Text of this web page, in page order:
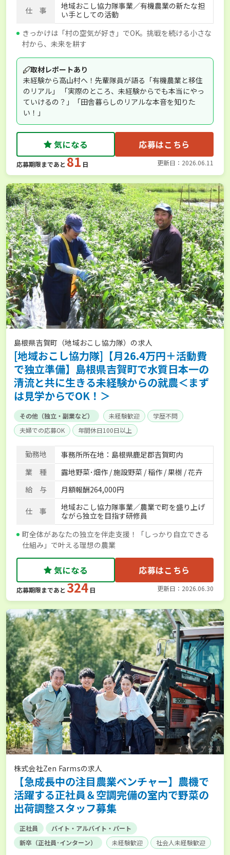
仕 事
地域おこし協力隊事業／有機農業の新たな担
い手としての活動
きっかけは「村の空気が好き」でOK。挑戦を続ける小さな
村から、未来を耕す
取材レポートあり
未経験から高山村へ！先輩隊員が語る「有機農業と移住
のリアル」 「実際のところ、未経験からでも本当にやっ
ていけるの？」「田舎暮らしのリアルな本音を知りた
い！」
気になる 応募はこちら
応募期限まであと 81 日 更新日：2026.06.11
島根県吉賀町（地域おこし協力隊）の求人
[地域おこし協力隊]【月26.4万円＋活動費
で独立準備】島根県吉賀町で水質日本一の
清流と共に生きる未経験からの就農＜まず
は見学からでOK！＞
その他（独立・副業など） 未経験歓迎
学歴不問
夫婦での応募OK
年間休日100日以上
勤務地
事務所所在地：島根県鹿足郡吉賀町内
業 種
露地野菜･畑作 / 施設野菜 / 稲作 / 果樹 / 花卉
給 与
月額報酬264,000円
仕 事
地域おこし協力隊事業／農業で町を盛り上げ
ながら独立を目指す研修員
町全体があなたの独立を伴走支援！「しっかり自立できる
仕組み」で叶える理想の農業
気になる 応募はこちら
応募期限まであと 324 日 更新日：2026.06.30
株式会社Zen Farmsの求人
【急成長中の注目農業ベンチャー】農機で
活躍する正社員＆空調完備の室内で野菜の
出荷調整スタッフ募集
正社員
バイト・アルバイト・パート
新卒（正社員･インターン）
未経験歓迎
社会人未経験歓迎